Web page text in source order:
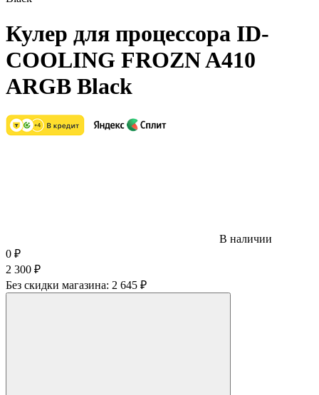
Кулер для процессора ID-
COOLING FROZN A410
ARGB Black
В наличии
0 ₽
2 300 ₽
Без скидки магазина: 2 645 ₽